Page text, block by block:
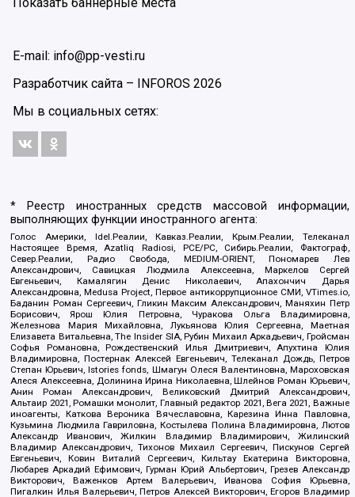
Показать баннерные места
E-mail: info@pp-vesti.ru
Разработчик сайта –
INFOROS 2026
Мы в социальных сетях:
* Реестр иностранных средств массовой информации,
выполняющих функции иностранного агента:
Голос Америки, Idel.Реалии, Кавказ.Реалии, Крым.Реалии, Телеканал
Настоящее Время, Azatliq Radiosi, PCE/PC, Сибирь.Реалии, Фактограф,
Север.Реалии, Радио Свобода, MEDIUM-ORIENT, Пономарев Лев
Александрович, Савицкая Людмила Алексеевна, Маркелов Сергей
Евгеньевич, Камалягин Денис Николаевич, Апахончич Дарья
Александровна, Medusa Project, Первое антикоррупционное СМИ, VTimes.io,
Баданин Роман Сергеевич, Гликин Максим Александрович, Маняхин Петр
Борисович, Ярош Юлия Петровна, Чуракова Ольга Владимировна,
Железнова Мария Михайловна, Лукьянова Юлия Сергеевна, Маетная
Елизавета Витальевна, The Insider SIA, Рубин Михаил Аркадьевич, Гройсман
Софья Романовна, Рождественский Илья Дмитриевич, Апухтина Юлия
Владимировна, Постернак Алексей Евгеньевич, Телеканал Дождь, Петров
Степан Юрьевич, Istories fonds, Шмагун Олеся Валентиновна, Мароховская
Алеся Алексеевна, Долинина Ирина Николаевна, Шлейнов Роман Юрьевич,
Анин Роман Александрович, Великовский Дмитрий Александрович,
Альтаир 2021, Ромашки монолит, Главный редактор 2021, Вега 2021, Важные
иноагенты, Каткова Вероника Вячеславовна, Карезина Инна Павловна,
Кузьмина Людмила Гавриловна, Костылева Полина Владимировна, Лютов
Александр Иванович, Жилкин Владимир Владимирович, Жилинский
Владимир Александрович, Тихонов Михаил Сергеевич, Пискунов Сергей
Евгеньевич, Ковин Виталий Сергеевич, Кильтау Екатерина Викторовна,
Любарев Аркадий Ефимович, Гурман Юрий Альбертович, Грезев Александр
Викторович, Важенков Артем Валерьевич, Иванова София Юрьевна,
Пигалкин Илья Валерьевич, Петров Алексей Викторович, Егоров Владимир